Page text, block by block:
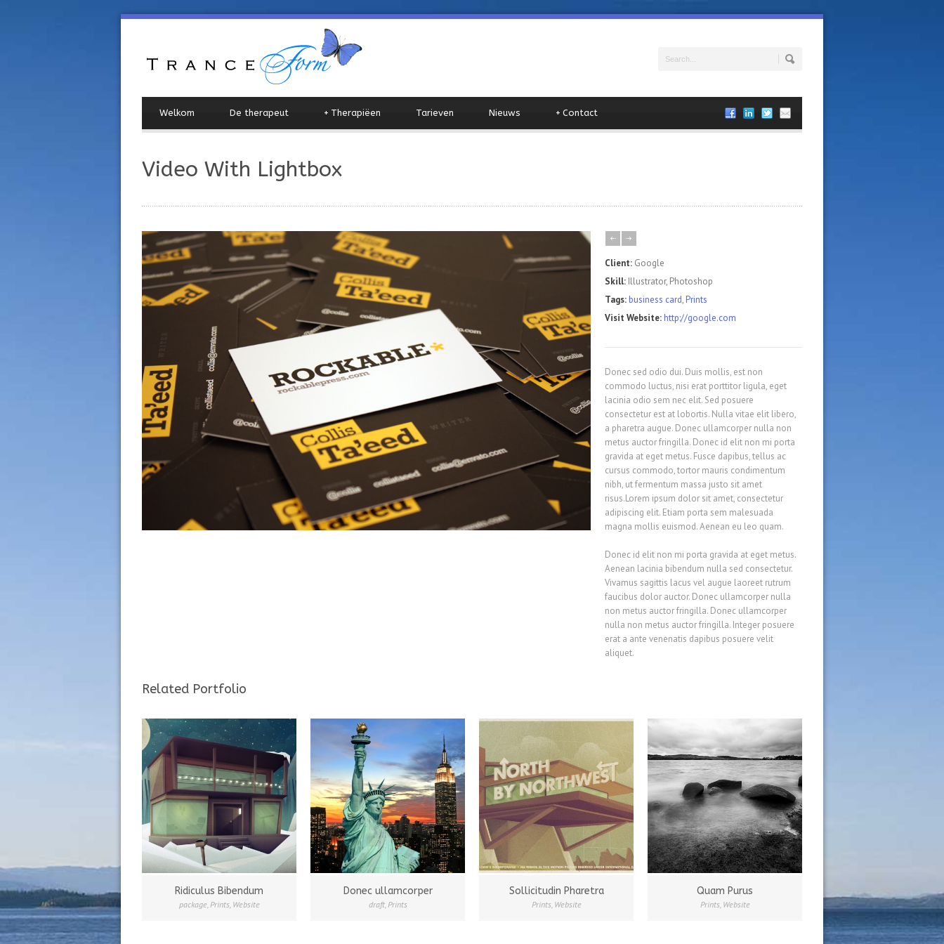
Welkom De therapeut Therapiëen
+ Tarieven Nieuws Contact
+
Video With Lightbox
Client: Google
Skill: Illustrator, Photoshop
Tags: business card, Prints
Visit Website: http://google.com
Donec sed odio dui. Duis mollis, est non
commodo luctus, nisi erat porttitor ligula, eget
lacinia odio sem nec elit. Sed posuere
consectetur est at lobortis. Nulla vitae elit libero,
a pharetra augue. Donec ullamcorper nulla non
metus auctor fringilla. Donec id elit non mi porta
gravida at eget metus. Fusce dapibus, tellus ac
cursus commodo, tortor mauris condimentum
nibh, ut fermentum massa justo sit amet
risus.Lorem ipsum dolor sit amet, consectetur
adipiscing elit. Etiam porta sem malesuada
magna mollis euismod. Aenean eu leo quam.
Donec id elit non mi porta gravida at eget metus.
Aenean lacinia bibendum nulla sed consectetur.
Vivamus sagittis lacus vel augue laoreet rutrum
faucibus dolor auctor. Donec ullamcorper nulla
non metus auctor fringilla. Donec ullamcorper
nulla non metus auctor fringilla. Integer posuere
erat a ante venenatis dapibus posuere velit
aliquet.
Related Portfolio
Ridiculus Bibendum
package,Prints, Website
Donec ullamcorper
draft,Prints
Sollicitudin Pharetra
Prints, Website
Quam Purus
Prints, Website